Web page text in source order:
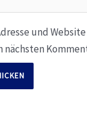
und
nächsten